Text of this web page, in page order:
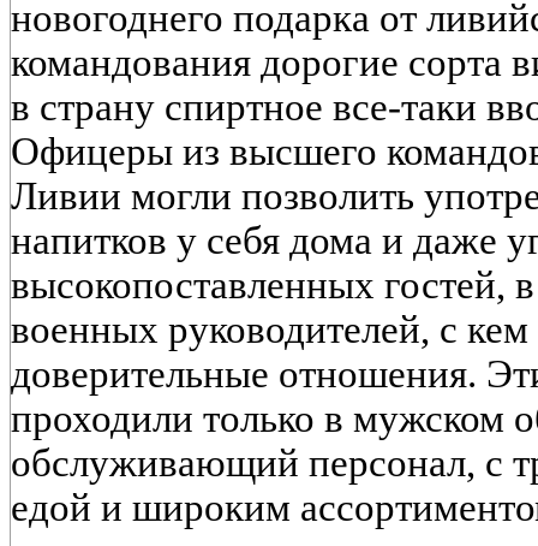
новогоднего подарка от
командования дорогие сорта
в страну спиртное все-таки
Офицеры из высшего
Ливии могли позволить
напитков у себя дома и даже
высокопоставленных гостей,
военных руководителей, с
доверительные отношения.
проходили только в мужском
обслуживающий персонал, с
едой и широким